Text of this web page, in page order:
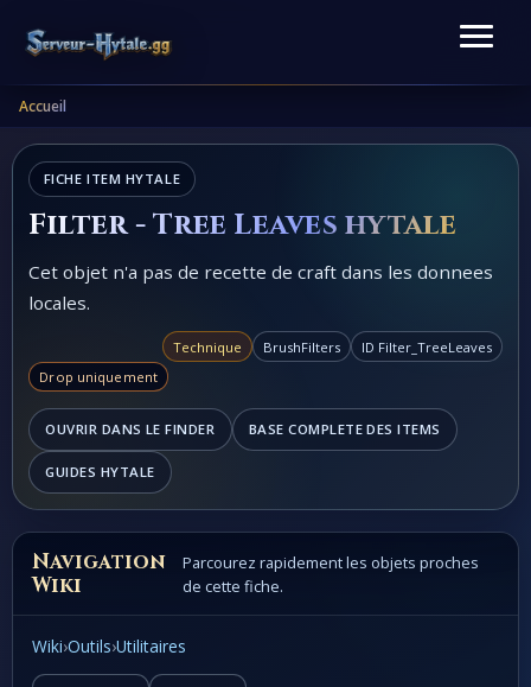
Accueil
FICHE ITEM HYTALE
Filter - Tree Leaves hytale
Cet objet n'a pas de recette de craft dans les donnees
locales.
Technique BrushFilters
ID Filter_TreeLeaves
Drop uniquement
OUVRIR DANS LE FINDER BASE COMPLETE DES ITEMS
GUIDES HYTALE
Navigation
Wiki
Parcourez rapidement les objets proches
de cette fiche.
Wiki›Outils›Utilitaires